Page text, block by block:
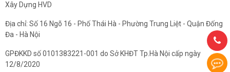
Xây Dựng HVD
Địa chỉ: Số 16 Ngõ 16 - Phố Thái Hà - Phường Trung Liệt - Quận Đống
Đa - Hà Nội
GPĐKKD số 0101383221-001 do Sở KHĐT Tp.Hà Nội cấp ngày
12/8/2020